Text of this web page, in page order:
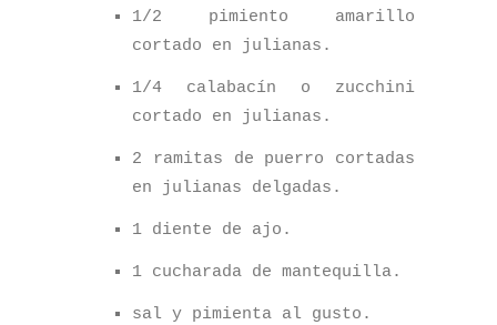
1/2 pimiento amarillo
cortado en julianas.
1/4 calabacín o zucchini
cortado en julianas.
2 ramitas de puerro cortadas
en julianas delgadas.
1 diente de ajo.
1 cucharada de mantequilla.
sal y pimienta al gusto.